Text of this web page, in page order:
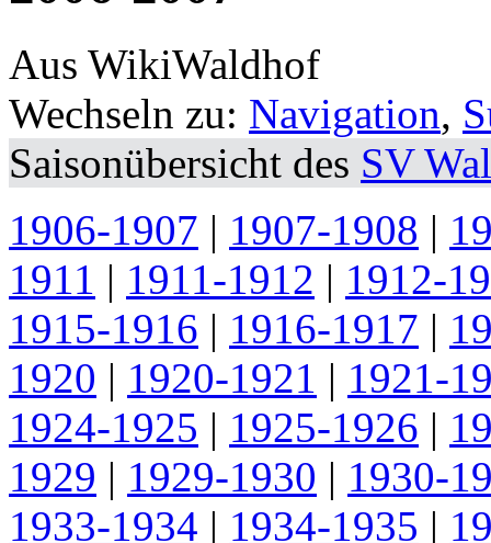
Aus WikiWaldhof
Wechseln zu: Navigation,
Saisonübersicht des SV
1906-1907 | 1907-1908 |
1911 | 1911-1912 | 1912-
1915-1916 | 1916-1917 |
1920 | 1920-1921 | 1921-
1924-1925 | 1925-1926 |
1929 | 1929-1930 | 1930-
1933-1934 | 1934-1935 |